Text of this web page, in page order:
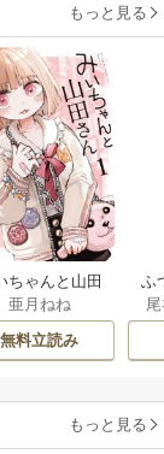
もっと見る
ちゃんと山田
さん
亜月ねね
無料立読み
ふ
もっと見る